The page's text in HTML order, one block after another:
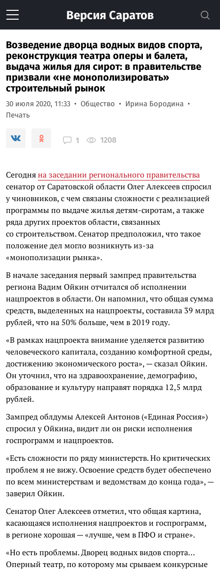
Версия Саратов
Возведение дворца водных видов спорта,
реконструкция театра оперы и балета,
выдача жилья для сирот: в правительстве
призвали «не монополизировать»
строительный рынок
30 июля 2020, 11:33 Общество
Ирина Бородина
Печать
1 1208
Сегодняна заседании регионального правительства
сенатор от Саратовской области Олег Алексеев спросил
у чиновников, с чем связаны сложности с реализацией
программы по выдаче жилья детям-сиротам, а также
ряда других проектов области, связанных
со строительством. Сенатор предположил, что такое
положение дел могло возникнуть из-за
«монополизации рынка».
В начале заседания первый зампред правительства
региона Вадим Ойкин отчитался об исполнении
нацпроектов в области. Он напомнил, что общая сумма
средств, выделенных на нацпроекты, составила 39 млрд
рублей, что на 50% больше, чем в 2019 году.
«В рамках нацпроекта внимание уделяется развитию
человеческого капитала, созданию комфортной среды,
достижению экономического роста», — сказал Ойкин.
Он уточнил, что на здравоохранение, демографию,
образование и культуру направят порядка 12,5 млрд
рублей.
Зампред облдумы Алексей Антонов («Единая Россия»)
спросил у Ойкина, видит ли он риски исполнения
госпрограмм и нацпроектов.
«Есть сложности по ряду министерств. Но критических
проблем я не вижу. Освоение средств будет обеспечено
по всем министерствам и ведомствам до конца года», —
заверил Ойкин.
Сенатор Олег Алексеев отметил, что общая картина,
касающаяся исполнения нацпроектов и госпрограмм,
в регионе хорошая — «лучше, чем в ПФО и стране».
«Но есть проблемы. Дворец водных видов спорта…
Оперный театр, по которому мы срываем конкурсные